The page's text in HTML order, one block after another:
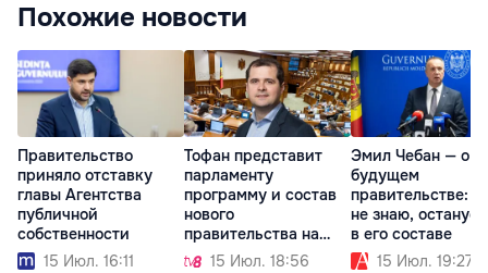
Похожие новости
Правительство
приняло отставку
главы Агентства
публичной
собственности
15 Июл. 16:11
Тофан представит
парламенту
программу и состав
нового
правительства на
будущей неделе
15 Июл. 18:56
Эмил Чебан — о
будущем
правительстве:
не знаю,
в его составе
15 Июл. 19:27